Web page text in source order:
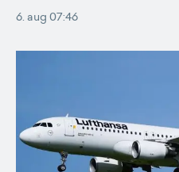
6. aug 07:46